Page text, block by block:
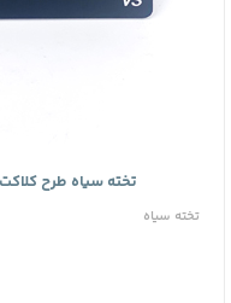
تخته سیاه طرح
تخته سیاه